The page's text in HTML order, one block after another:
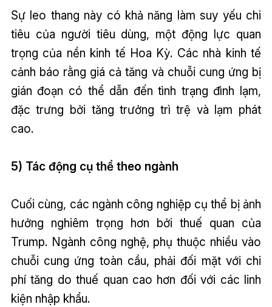
Sự leo thang này có khả năng làm suy yếu chi
tiêu của người tiêu dùng, một động lực quan
trọng của nền kinh tế Hoa Kỳ. Các nhà kinh tế
cảnh báo rằng giá cả tăng và chuỗi cung ứng bị
gián đoạn có thể dẫn đến tình trạng đình lạm,
đặc trưng bởi tăng trưởng trì trệ và lạm phát
cao.
5) Tác động cụ thể theo ngành
Cuối cùng, các ngành công nghiệp cụ thể bị ảnh
hưởng nghiêm trọng hơn bởi thuế quan của
Trump. Ngành công nghệ, phụ thuộc nhiều vào
chuỗi cung ứng toàn cầu, phải đối mặt với chi
phí tăng do thuế quan cao hơn đối với các linh
kiện nhập khẩu.